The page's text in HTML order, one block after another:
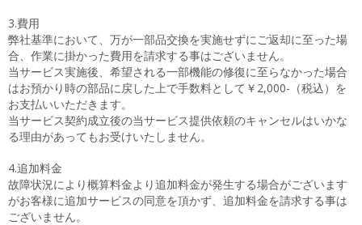
3.費用
弊社基準において、万が一部品交換を実施せずにご返却に至った場
合、作業に掛かった費用を請求する事はございません。
当サービス実施後、希望される一部機能の修復に至らなかった場合
はお預かり時の部品に戻した上で手数料として￥2,000-（税込）を
お支払いいただきます。
当サービス契約成立後の当サービス提供依頼のキャンセルはいかな
る理由があってもお受けいたしません。
4.追加料金
故障状況により概算料金より追加料金が発生する場合がございます
がお客様に追加サービスの同意を頂かず、追加料金を請求する事は
ございません。